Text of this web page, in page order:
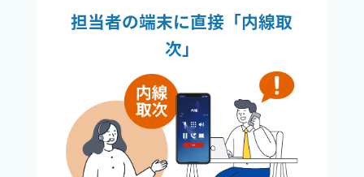
担当者の端末に直接「内線取
次」